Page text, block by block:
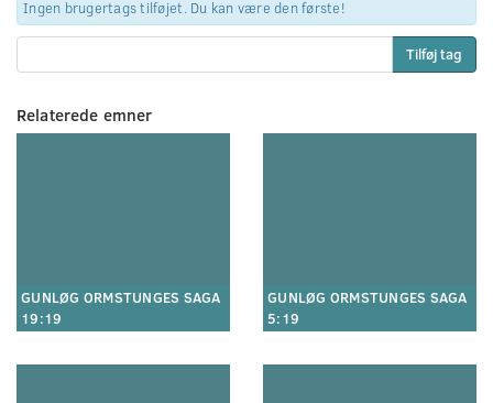
Ingen brugertags tilføjet. Du kan være den første!
Tilføj tag
Relaterede emner
GUNLØG ORMSTUNGES SAGA
19:19
GUNLØG ORMSTUNGES SAGA
5:19